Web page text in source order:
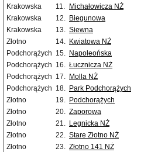
Krakowska
11. Michałowicza NŻ
Krakowska
12. Biegunowa
Krakowska
13. Siewna
Złotno
14. Kwiatowa NŻ
Podchorążych 15. Napoleońska
Podchorążych 16. Łucznicza NŻ
Podchorążych 17. Molla NŻ
Podchorążych 18. Park Podchorążych
Złotno
19. Podchorążych
Złotno
20. Zaporowa
Złotno
21. Legnicka NŻ
Złotno
22. Stare Złotno NŻ
Złotno
23. Złotno 141 NŻ